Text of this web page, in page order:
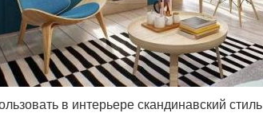
в интерьере скандинавский стиль